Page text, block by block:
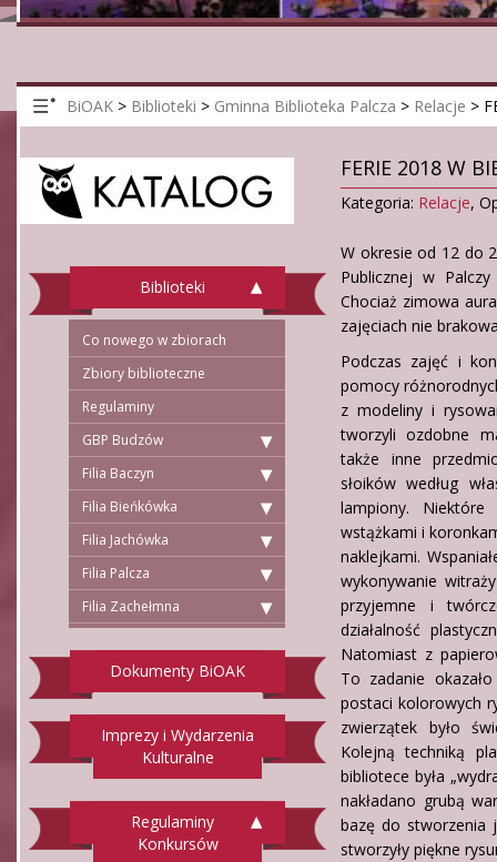
BiOAK > Biblioteki > Gminna Biblioteka Palcza > Relacje >
Biblioteki
Co nowego w zbiorach
Zbiory biblioteczne
Regulaminy
GBP Budzów
Filia Baczyn
Filia Bieńkówka
Filia Jachówka
Filia Palcza
Filia Zachełmna
Dokumenty BiOAK
Imprezy i Wydarzenia
Kulturalne
Regulaminy
Konkursów
FERIE 2018 W
Kategoria: Relacje,
W okresie od 12 do
Publicznej w
Chociaż zimowa
zajęciach nie
Podczas zajęć i
pomocy
z modeliny i
tworzyli ozdobne
także inne
słoików według
lampiony.
wstążkami i
naklejkami.
wykonywanie
przyjemne i
działalność
Natomiast z
To zadanie
postaci kolorowych
zwierzątek było
Kolejną techniką
bibliotece była
nakładano grubą
bazę do stworzenia
stworzyły piękne